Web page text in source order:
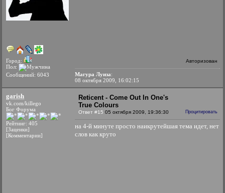
Город:
Пол:
Сообщений: 6043
Авторизован
Магура Луиза:
08 октября 2009, 16:02:15
garish
vk.com/killego
Бог Форума
Рейтинг: 405
[Заценки]
[Комментарии]
Reticent - Come Out In One's
True Colours
Ответ #15 05 октября 2009, 19:36:30 Процитировать
на 4-й минуте просто наикрутейшая тема идет, нет
слов как круто